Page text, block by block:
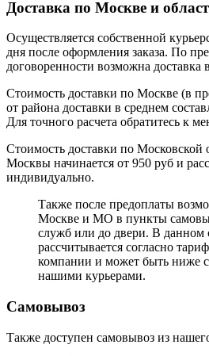
Доставка по Москве и
Осуществляется собственной
дня после оформления заказа. По
договоренности возможна доставка
Стоимость доставки по Москве (в
от района доставки в среднем
Для точного расчета обратитесь к
Стоимость доставки по
Москвы начинается от 950 руб и
индивидуально.
Также после предоплаты
Москве и МО в пункты
служб или до двери. В данном
рассчитывается согласно
компании и может быть ниже
нашими курьерами.
Самовывоз
Также доступен самовывоз из